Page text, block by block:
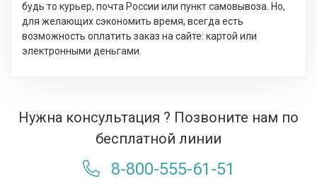
будь то курьер, почта России или пункт самовывоза. Но,
для желающих сэкономить время, всегда есть
возможность оплатить заказ на сайте: картой или
электронными деньгами.
Нужна консультация ? Позвоните нам по
бесплатной линии
8-800-555-61-51